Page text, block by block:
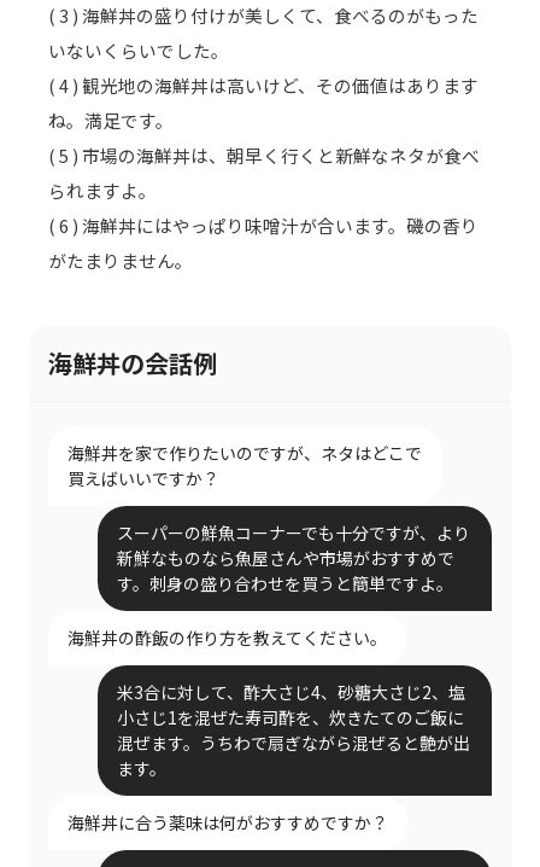
( 3 ) 海鮮丼の盛り付けが美しくて、食べるのがもった
いないくらいでした。
( 4 ) 観光地の海鮮丼は高いけど、その価値はあります
ね。満足です。
( 5 ) 市場の海鮮丼は、朝早く行くと新鮮なネタが食べ
られますよ。
( 6 ) 海鮮丼にはやっぱり味噌汁が合います。磯の香り
がたまりません。
海鮮丼の会話例
海鮮丼を家で作りたいのですが、ネタはどこで
買えばいいですか？
スーパーの鮮魚コーナーでも十分ですが、より
新鮮なものなら魚屋さんや市場がおすすめで
す。刺身の盛り合わせを買うと簡単ですよ。
海鮮丼の酢飯の作り方を教えてください。
米3合に対して、酢大さじ4、砂糖大さじ2、塩
小さじ1を混ぜた寿司酢を、炊きたてのご飯に
混ぜます。うちわで扇ぎながら混ぜると艶が出
ます。
海鮮丼に合う薬味は何がおすすめですか？